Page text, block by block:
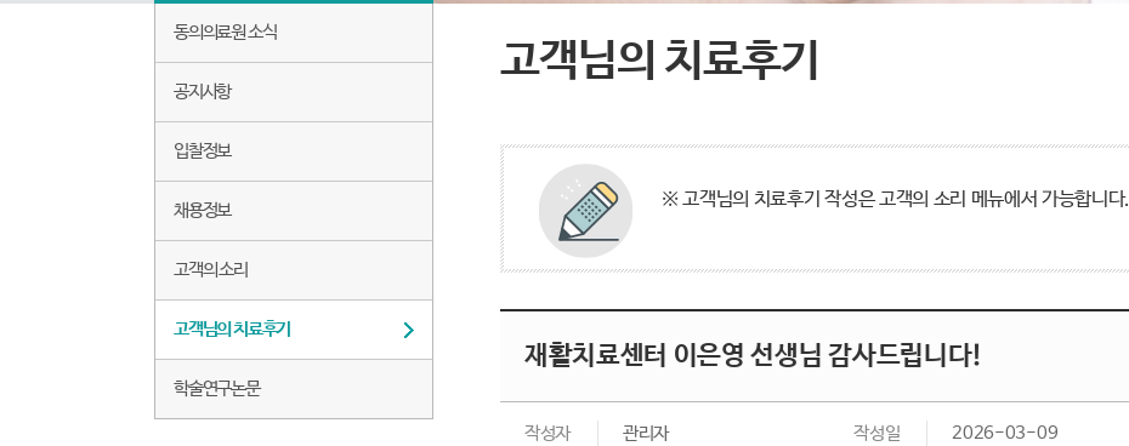
동의의료원 소식
공지사항
입찰정보
채용정보
고객의 소리
고객님의 치료후기
학술연구논문
고객님의 치료후기
※ 고객님의 치료후기 작성은 고객의 소리 메뉴에서 가능합니다.
재활치료센터 이은영 선생님 감사드립니다!
작성자 관리자 작성일 2026-03-09